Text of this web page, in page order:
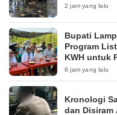
2 jam yang lalu
Bupati
Program
KWH untuk
8 jam yang lalu
Kronologi
dan Disiram